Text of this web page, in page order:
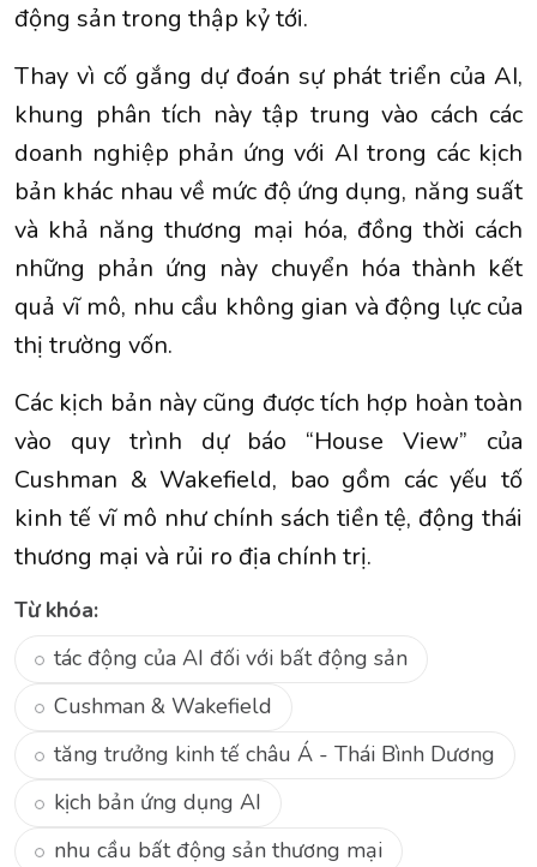
động sản trong thập kỷ tới.
Thay vì cố gắng dự đoán sự phát triển của AI,
khung phân tích này tập trung vào cách các
doanh nghiệp phản ứng với AI trong các kịch
bản khác nhau về mức độ ứng dụng, năng suất
và khả năng thương mại hóa, đồng thời cách
những phản ứng này chuyển hóa thành kết
quả vĩ mô, nhu cầu không gian và động lực của
thị trường vốn.
Các kịch bản này cũng được tích hợp hoàn toàn
vào quy trình dự báo “House View” của
Cushman & Wakefield, bao gồm các yếu tố
kinh tế vĩ mô như chính sách tiền tệ, động thái
thương mại và rủi ro địa chính trị.
Từ khóa:
tác động của AI đối với bất động sản
Cushman & Wakefield
tăng trưởng kinh tế châu Á - Thái Bình Dương
kịch bản ứng dụng AI
nhu cầu bất động sản thương mại